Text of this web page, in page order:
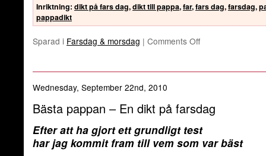
Inriktning: dikt på fars dag,dikt till pappa,far,fars dag,farsdag,
pappadikt
Sparad i Farsdag & morsdag | Comments Off
Wednesday, September 22nd, 2010
Bästa pappan – En dikt på farsdag
Efter att ha gjort ett grundligt test
har jag kommit fram till vem som var bäst